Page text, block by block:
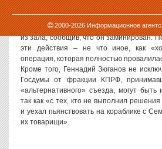
2000-2026Информационное
Зюганов отнес «альтернативныех»
также отключение света и сбой
словам Геннадия Зюганова, участников
из зала, сообщив, что он заминирован.
эти действия – не что иное, как
операция, которая полностью
Кроме того, Геннадий Зюганов не
Госдумы от фракции КПРФ,
«альтернативного» съезда, могут
так как «с тех, кто не выполнил решения
и уехал пьянствовать на кораблике с
их товарищи».